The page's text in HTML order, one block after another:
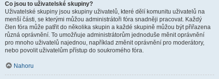
Co jsou to uživatelské skupiny?
Uživatelské skupiny jsou skupiny uživatelů, které dělí komunitu uživatelů na
menší části, se kterými můžou administrátoři fóra snadněji pracovat. Každý
člen fóra může patřit do několika skupin a každé skupině můžou být přiřazena
různá oprávnění. To umožňuje administrátorům jednoduše měnit oprávnění
pro mnoho uživatelů najednou, například změnit oprávnění pro moderátory,
nebo povolit uživatelům přístup do soukromého fóra.
Nahoru